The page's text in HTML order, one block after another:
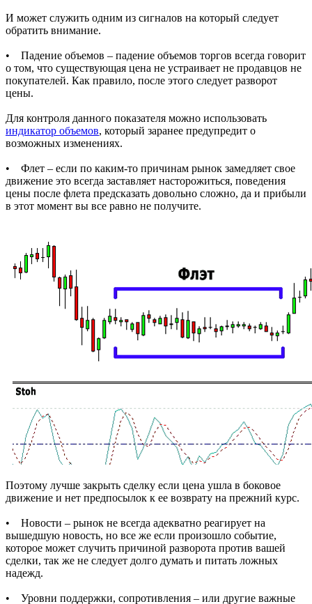
И может служить одним из сигналов на который следует
обратить внимание.
• Падение объемов – падение объемов торгов всегда говорит
о том, что существующая цена не устраивает не продавцов не
покупателей. Как правило, после этого следует разворот
цены.
Для контроля данного показателя можно использовать
индикатор объемов, который заранее предупредит о
возможных изменениях.
• Флет – если по каким-то причинам рынок замедляет свое
движение это всегда заставляет насторожиться, поведения
цены после флета предсказать довольно сложно, да и прибыли
в этот момент вы все равно не получите.
Поэтому лучше закрыть сделку если цена ушла в боковое
движение и нет предпосылок к ее возврату на прежний курс.
• Новости – рынок не всегда адекватно реагирует на
вышедшую новость, но все же если произошло событие,
которое может случить причиной разворота против вашей
сделки, так же не следует долго думать и питать ложных
надежд.
• Уровни поддержки, сопротивления – или другие важные